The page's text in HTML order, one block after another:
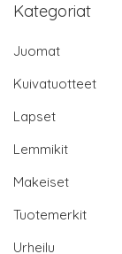
Kategoriat
Juomat
Kuivatuotteet
Lapset
Lemmikit
Makeiset
Tuotemerkit
Urheilu